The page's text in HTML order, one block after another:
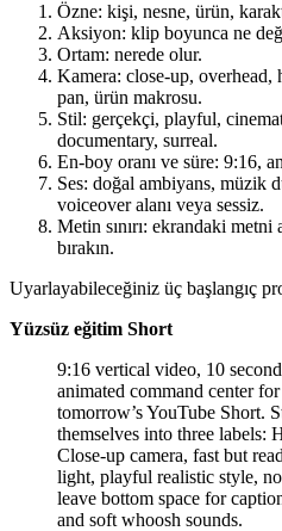
Özne: kişi, nesne, ürün,
Aksiyon: klip boyunca ne
Ortam: nerede olur.
Kamera: close-up,
pan, ürün makrosu.
Stil: gerçekçi, playful,
documentary, surreal.
En-boy oranı ve süre: 9:16,
Ses: doğal ambiyans, müzik
voiceover alanı veya sessiz.
Metin sınırı: ekrandaki
bırakın.
Uyarlayabileceğiniz üç başlangıç
Yüzsüz eğitim Short
9:16 vertical video, 10
animated command center
tomorrow’s YouTube Short.
themselves into three labels:
Close-up camera, fast but
light, playful realistic style,
leave bottom space for
and soft whoosh sounds.